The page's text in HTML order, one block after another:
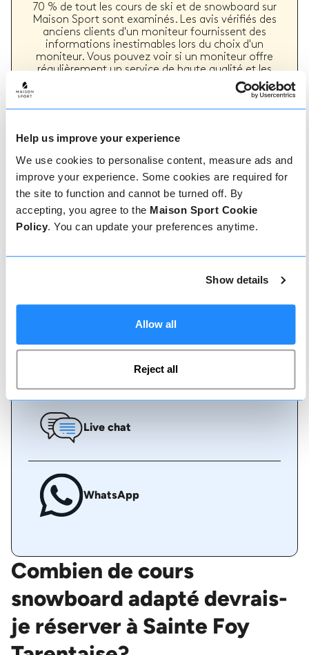
Help us improve your experience
We use cookies to personalise content, measure ads and
improve your experience. Some cookies are required for
the site to function and cannot be turned off. By
accepting, you agree to the Maison Sport Cookie
Policy. You can update your preferences anytime.
Show details
Allow all
Reject all
70 % de tout les cours de ski et de snowboard sur
Maison Sport sont examinés. Les avis vérifiés des
anciens clients d'un moniteur fournissent des
informations inestimables lors du choix d'un
moniteur. Vous pouvez voir si un moniteur offre
régulièrement un service de haute qualité et les
types de cours de ski ou de snowboard qu'il a
Comment réserver
Réserver avec nous ne pourrait pas être plus
simple, notre équipe amicale et experte est
toujours prête à vous aider - réservez
instantanément en ligne ou parlez à notre équipe
Live chat
WhatsApp
Combien de cours
snowboard adapté devrais-
je réserver à Sainte Foy